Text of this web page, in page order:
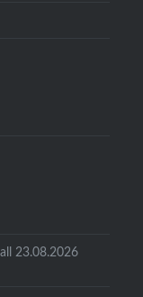
23.08.2026